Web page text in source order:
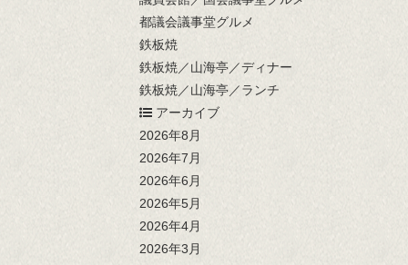
都議会議事堂グルメ
鉄板焼
鉄板焼／山海亭／ディナー
鉄板焼／山海亭／ランチ
アーカイブ
2026年8月
2026年7月
2026年6月
2026年5月
2026年4月
2026年3月